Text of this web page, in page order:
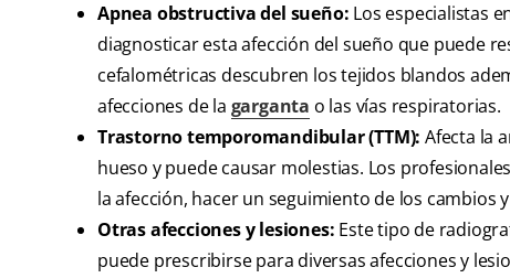
Apnea obstructiva del sueño: Los especialistas
diagnosticar esta afección del sueño que puede
cefalométricas descubren los tejidos blandos
afecciones de la garganta o las vías respiratorias.
Trastorno temporomandibular(TTM): Afecta la
hueso y puede causar molestias. Los
la afección, hacer un seguimiento de los cambios
Otras afecciones y lesiones: Este tipo de
puede prescribirse para diversas afecciones y